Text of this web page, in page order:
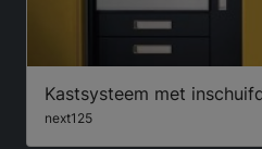
Kastsysteem met
next125